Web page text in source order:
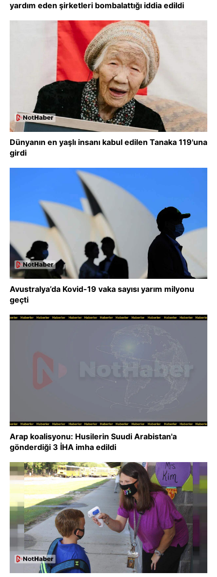
yardım eden şirketleri bombalattığı iddia edildi
Dünyanın en yaşlı insanı kabul edilen Tanaka 119'una
girdi
Avustralya’da Kovid-19 vaka sayısı yarım milyonu
geçti
Arap koalisyonu: Husilerin Suudi Arabistan'a
gönderdiği 3 İHA imha edildi